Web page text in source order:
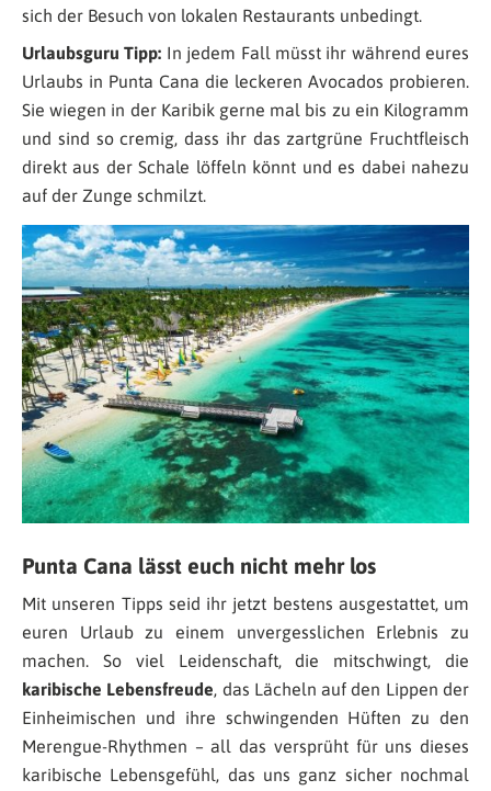
sich der Besuch von lokalen Restaurants unbedingt.
Urlaubsguru Tipp: In jedem Fall müsst ihr während eures
Urlaubs in Punta Cana die leckeren Avocados probieren.
Sie wiegen in der Karibik gerne mal bis zu ein Kilogramm
und sind so cremig, dass ihr das zartgrüne Fruchtfleisch
direkt aus der Schale löffeln könnt und es dabei nahezu
auf der Zunge schmilzt.
Punta Cana lässt euch nicht mehr los
Mit unseren Tipps seid ihr jetzt bestens ausgestattet, um
euren Urlaub zu einem unvergesslichen Erlebnis zu
machen. So viel Leidenschaft, die mitschwingt, die
karibische Lebensfreude, das Lächeln auf den Lippen der
Einheimischen und ihre schwingenden Hüften zu den
Merengue-Rhythmen – all das versprüht für uns dieses
karibische Lebensgefühl, das uns ganz sicher nochmal